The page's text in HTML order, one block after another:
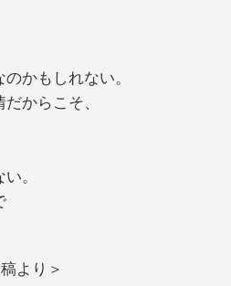
かもしれない。
からこそ、
。
より＞